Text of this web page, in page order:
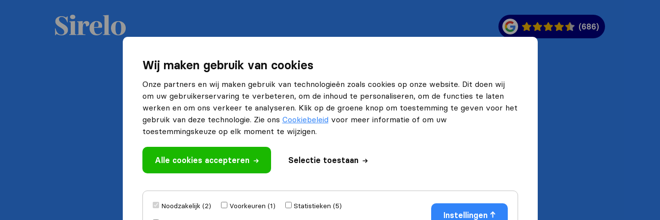
Wij maken gebruik van cookies
Onze partners en wij maken gebruik van technologieën zoals cookies op onze website. Dit doen wij
om uw gebruikerservaring te verbeteren, om de inhoud te personaliseren, om de functies te laten
werken en om ons verkeer te analyseren. Klik op de groene knop om toestemming te geven voor het
gebruik van deze technologie. Zie ons Cookiebeleid voor meer informatie of om uw
toestemmingskeuze op elk moment te wijzigen.
Alle cookies accepteren Selectie toestaan
Noodzakelijk (2) Voorkeuren (1)
Statistieken (5)
Instellingen
(686)